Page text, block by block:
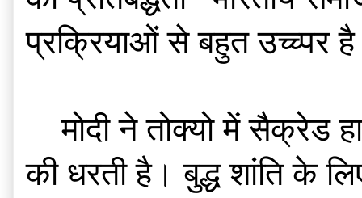
प्रक्रियाओं से बहुत उच्च्पर
की धरती है। बुद्ध शांति के